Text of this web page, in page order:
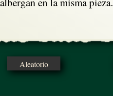
Aleatorio